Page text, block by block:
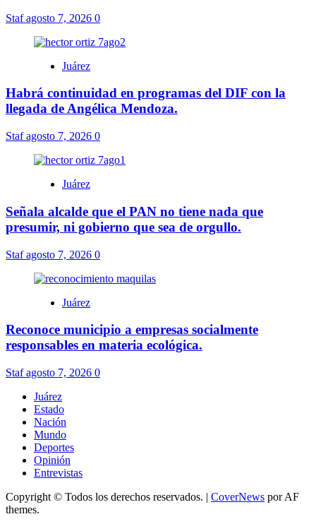
Stafagosto 7, 2026 0
Juárez
Habrá continuidad en programas del DIF con la
llegada de Angélica Mendoza.
Stafagosto 7, 2026 0
Juárez
Señala alcalde que el PAN no tiene nada que
presumir, ni gobierno que sea de orgullo.
Stafagosto 7, 2026 0
Juárez
Reconoce municipio a empresas socialmente
responsables en materia ecológica.
Stafagosto 7, 2026 0
Juárez
Estado
Nación
Mundo
Deportes
Opinión
Entrevistas
Copyright © Todos los derechos reservados. | CoverNews por AF
themes.